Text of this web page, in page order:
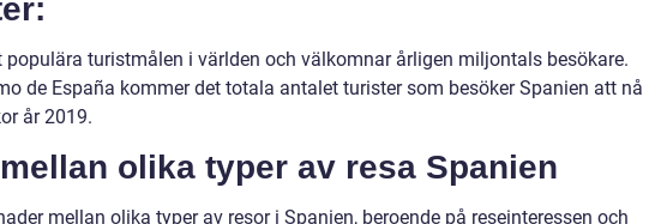
populära turistmålen i världen och välkomnar årligen miljontals besökare.
de España kommer det totala antalet turister som besöker Spanien att nå
år 2019.
olika typer av resa Spanien
mellan olika typer av resor i Spanien, beroende på reseinteressen och